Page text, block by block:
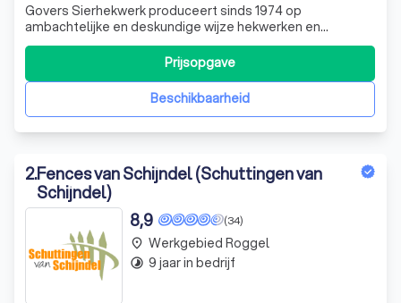
Govers Sierhekwerk produceert sinds 1974 op
ambachtelijke en deskundige wijze hekwerken en
sierhekwerken op maat. Onze missie was, en is nog
steeds, de klant te voorzien van vakwerk en de hoogst
mogelijke kwaliteit. Vanuit Budel, Noord-Brabant werken
we voor uiteenlopende opdrachtgevers waar de hekw
Beschikbaarheid
Prijsopgave
2.Fences van Schijndel (Schuttingen van
Schijndel)
(34)
8,9
place Werkgebied Roggel
timelapse 9 jaar in bedrijf